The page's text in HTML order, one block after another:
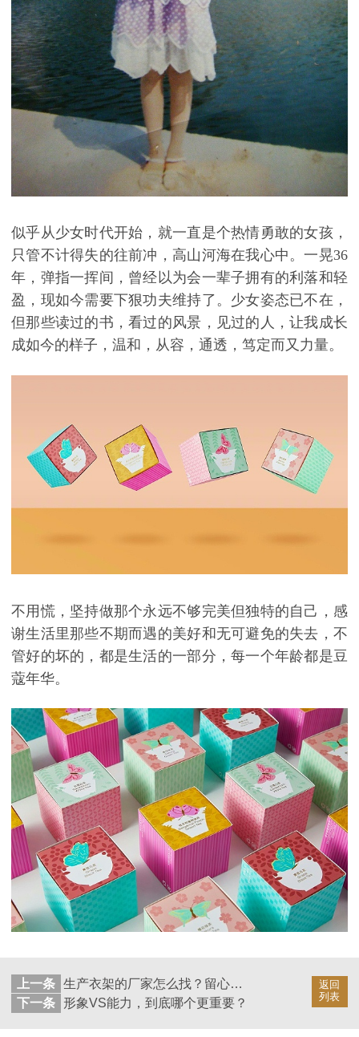
似乎从少女时代开始，就一直是个热情勇敢的女孩，
只管不计得失的往前冲，高山河海在我心中。一晃36
年，弹指一挥间，曾经以为会一辈子拥有的利落和轻
盈，现如今需要下狠功夫维持了。少女姿态已不在，
但那些读过的书，看过的风景，见过的人，让我成长
成如今的样子，温和，从容，通透，笃定而又力量。
不用慌，坚持做那个永远不够完美但独特的自己，感
谢生活里那些不期而遇的美好和无可避免的失去，不
管好的坏的，都是生活的一部分，每一个年龄都是豆
蔻年华。
返回
列表
上一条
生产衣架的厂家怎么找？留心这几点准没错！--华恩
下一条
形象VS能力，到底哪个更重要？